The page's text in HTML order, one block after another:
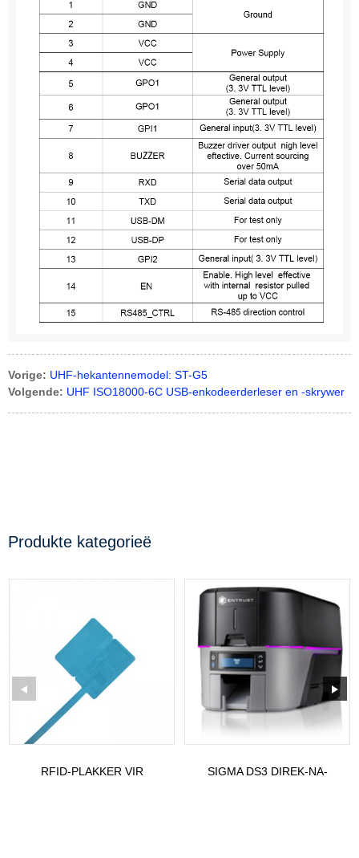
Vorige: UHF-hekantennemodel: ST-G5
Volgende: UHF ISO18000-6C USB-enkodeerderleser en -skrywer
Produkte kategorieë
RFID-PLAKKER VIR
SIGMA DS3 DIREK-NA-